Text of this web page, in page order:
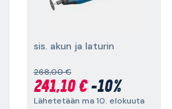
sis. akun ja laturin
268,00 €
241,10 €-10%
Lähetetään ma 10. elokuuta